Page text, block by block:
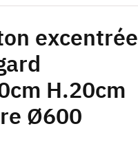
excentrée
H.20cm
Ø600